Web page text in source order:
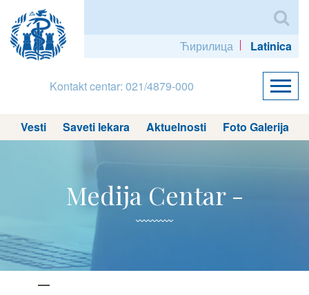
Ћирилица Latinica
Kontakt centar: 021/4879-000
Vesti Saveti lekara Aktuelnosti Foto Galerija
Medija Centar -